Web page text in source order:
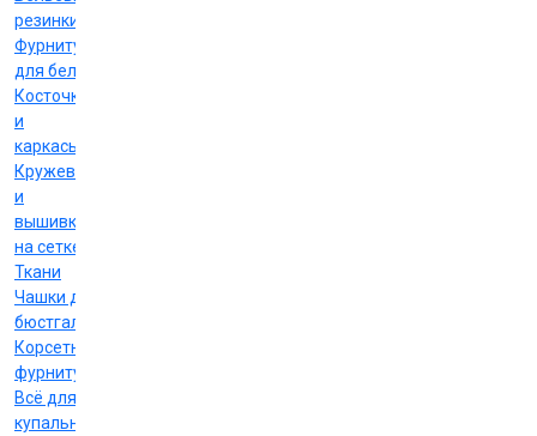
резинки
Фурнитура
для белья
Косточки
и
каркасы
Кружево
и
вышивка
на сетке
Ткани
Чашки для
бюстгальтеров
Корсетная
фурнитура
Всё для
купальников